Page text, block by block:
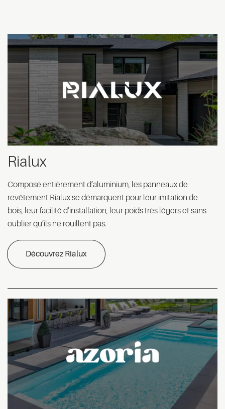
Rialux
Composé entièrement d’aluminium, les panneaux de
revêtement Rialux se démarquent pour leur imitation de
bois, leur facilité d’installation, leur poids très légers et sans
oublier qu’ils ne rouillent pas.
Découvrez Rialux